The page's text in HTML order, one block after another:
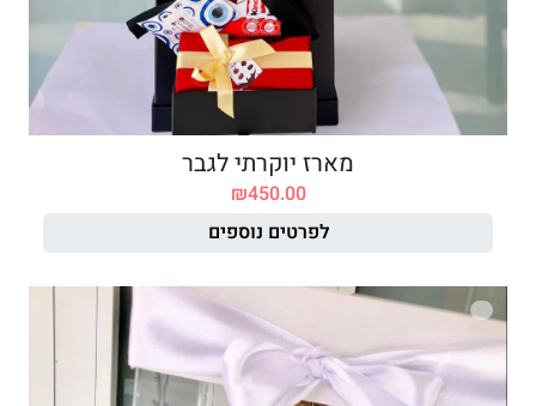
מארז יוקרתי לגבר
₪450.00
לפרטים נוספים